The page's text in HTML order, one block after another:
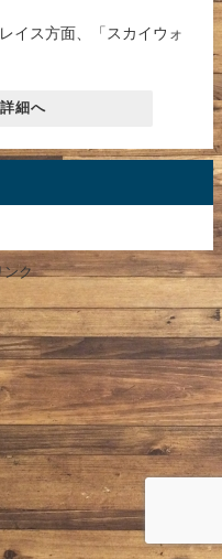
イス方面、「スカイウォ
細へ
ンク